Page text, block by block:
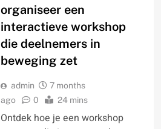
organiseer een
interactieve workshop
die deelnemers in
beweging zet
admin
7 months
ago
0 24 mins
Ontdek hoe je een workshop